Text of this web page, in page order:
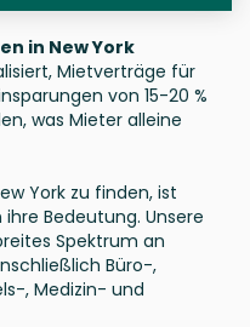
in New York
Mietverträge für
von 15-20 %
was Mieter alleine
York zu finden, ist
Bedeutung. Unsere
Spektrum an
Büro-,
, Medizin- und